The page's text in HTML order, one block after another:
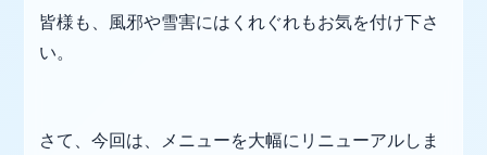
皆様も、風邪や雪害にはくれぐれもお気を付け下さ
い。
さて、今回は、メニューを大幅にリニューアルしま